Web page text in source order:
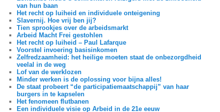
van hun baan
Het recht op luiheid en individuele onteigening
Slavernij. Hoe vrij ben jij?
Tien sprookjes over de arbeidsmarkt
Arbeid Macht Frei gestohlen
Het recht op luiheid – Paul Lafarque
Voorstel invoering basisinkomen
Zelfredzaamheid: het heilige moeten staat de onbezorgdheid
veelal in de weg
Lof van de werklozen
Minder werken is de oplossing voor bijna alles!
De staat probeert “de participatiemaatschappij” van haar
burgers in te kapselen
Het fenomeen flutbanen
Een individuele visie op Arbeid in de 21e eeuw